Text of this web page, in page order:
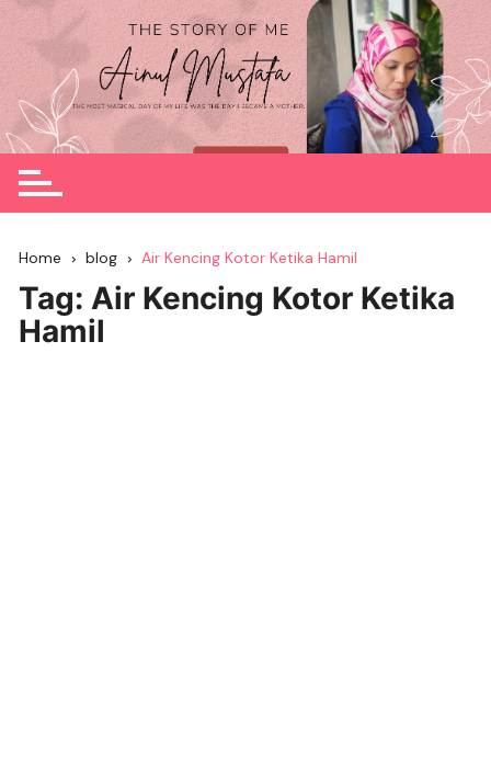
Skip
to
content
Home blog Air Kencing Kotor Ketika Hamil
Tag:Air Kencing Kotor Ketika
Hamil